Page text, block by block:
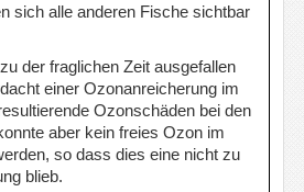
sich alle anderen Fische sichtbar
der fraglichen Zeit ausgefallen
einer Ozonanreicherung im
Ozonschäden bei den
aber kein freies Ozon im
so dass dies eine nicht zu
blieb.